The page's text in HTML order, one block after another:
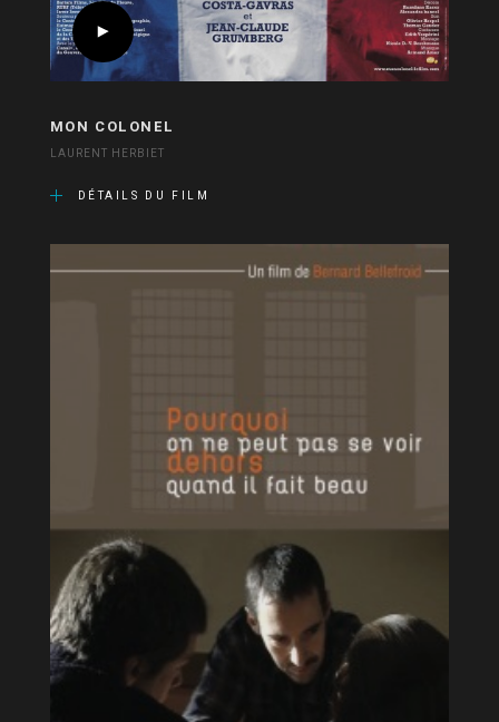
MON COLONEL
LAURENT HERBIET
DÉTAILS DU FILM